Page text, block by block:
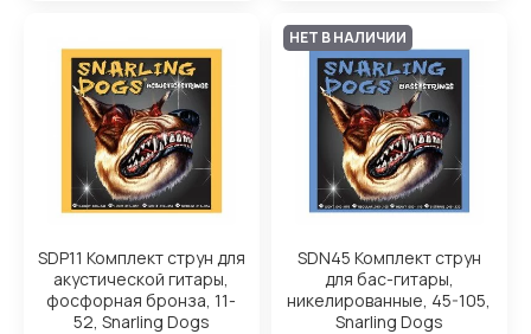
SDP11 Комплект струн для
акустической гитары,
фосфорная бронза, 11-
52, Snarling Dogs
НЕТ В НАЛИЧИИ
SDN45 Комплект струн
для бас-гитары,
никелированные, 45-105,
Snarling Dogs